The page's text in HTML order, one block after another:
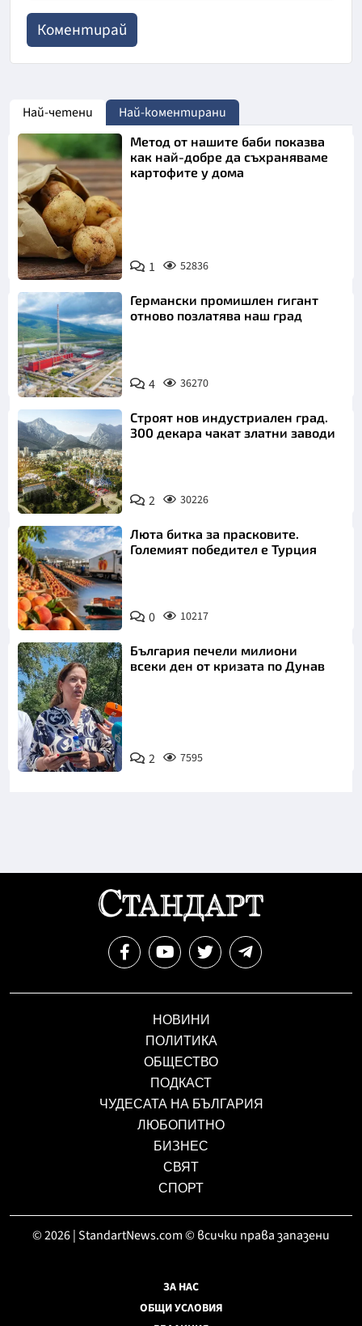
Най-четени Най-коментирани
Снимка:
Пиксабей
Метод от нашите баби показва
как най-добре да съхраняваме
картофите у дома
1 52836
Германски промишлен гигант
отново позлатява наш град
4 36270
Строят нов индустриален град.
300 декара чакат златни заводи
2 30226
Люта битка за прасковите.
Големият победител е Турция
0 10217
Снимка: БТА
България печели милиони
всеки ден от кризата по Дунав
2 7595
НОВИНИ
ПОЛИТИКА
ОБЩЕСТВО
ПОДКАСТ
ЧУДЕСАТА НА БЪЛГАРИЯ
ЛЮБОПИТНО
БИЗНЕС
СВЯТ
СПОРТ
© 2026 | StandartNews.com © всички права запазени
ЗА НАС
ОБЩИ УСЛОВИЯ